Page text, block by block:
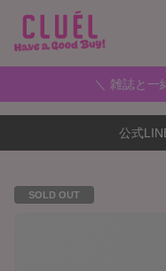
＼ 雑誌と一
公式
SOLD OUT